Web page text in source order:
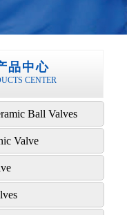
品中心
CENTER
Ball Valves
Valve